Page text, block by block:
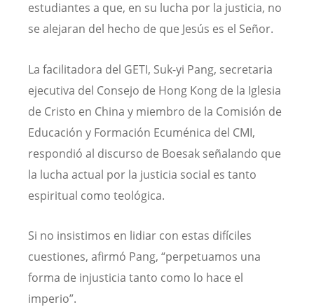
estudiantes a que, en su lucha por la justicia, no
se alejaran del hecho de que Jesús es el Señor.
La facilitadora del GETI, Suk-yi Pang, secretaria
ejecutiva del Consejo de Hong Kong de la Iglesia
de Cristo en China y miembro de la Comisión de
Educación y Formación Ecuménica del CMI,
respondió al discurso de Boesak señalando que
la lucha actual por la justicia social es tanto
espiritual como teológica.
Si no insistimos en lidiar con estas difíciles
cuestiones, afirmó Pang, “perpetuamos una
forma de injusticia tanto como lo hace el
imperio”.